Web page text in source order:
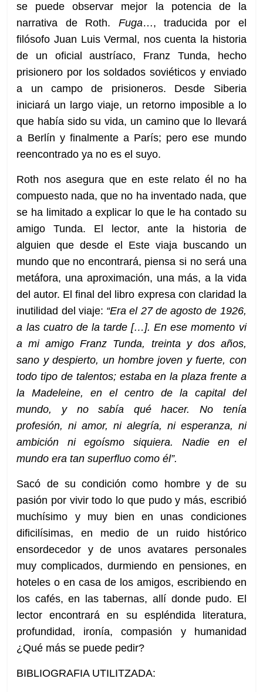
se puede observar mejor la potencia de la
narrativa de Roth. Fuga…, traducida por el
filósofo Juan Luis Vermal, nos cuenta la historia
de un oficial austríaco, Franz Tunda, hecho
prisionero por los soldados soviéticos y enviado
a un campo de prisioneros. Desde Siberia
iniciará un largo viaje, un retorno imposible a lo
que había sido su vida, un camino que lo llevará
a Berlín y finalmente a París; pero ese mundo
reencontrado ya no es el suyo.
Roth nos asegura que en este relato él no ha
compuesto nada, que no ha inventado nada, que
se ha limitado a explicar lo que le ha contado su
amigo Tunda. El lector, ante la historia de
alguien que desde el Este viaja buscando un
mundo que no encontrará, piensa si no será una
metáfora, una aproximación, una más, a la vida
del autor. El final del libro expresa con claridad la
inutilidad del viaje: “Era el 27 de agosto de 1926,
a las cuatro de la tarde […]. En ese momento vi
a mi amigo Franz Tunda, treinta y dos años,
sano y despierto, un hombre joven y fuerte, con
todo tipo de talentos; estaba en la plaza frente a
la Madeleine, en el centro de la capital del
mundo, y no sabía qué hacer. No tenía
profesión, ni amor, ni alegría, ni esperanza, ni
ambición ni egoísmo siquiera. Nadie en el
mundo era tan superfluo como él”.
Sacó de su condición como hombre y de su
pasión por vivir todo lo que pudo y más, escribió
muchísimo y muy bien en unas condiciones
dificilísimas, en medio de un ruido histórico
ensordecedor y de unos avatares personales
muy complicados, durmiendo en pensiones, en
hoteles o en casa de los amigos, escribiendo en
los cafés, en las tabernas, allí donde pudo. El
lector encontrará en su espléndida literatura,
profundidad, ironía, compasión y humanidad
¿Qué más se puede pedir?
BIBLIOGRAFIA UTILITZADA: